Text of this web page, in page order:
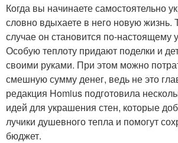
Когда вы начинаете самостоятельно
словно вдыхаете в него новую жизнь.
случае он становится по-
Особую теплоту придают поделки и
своими руками. При этом можно
смешную сумму денег, ведь не это
редакция Homius подготовила
идей для украшения стен, которые
лучики душевного тепла и помогут
бюджет.